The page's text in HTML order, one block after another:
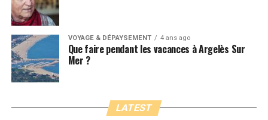
VOYAGE & DÉPAYSEMENT 4 ans ago
Que faire pendant les vacances à Argelès Sur
Mer ?
LATEST